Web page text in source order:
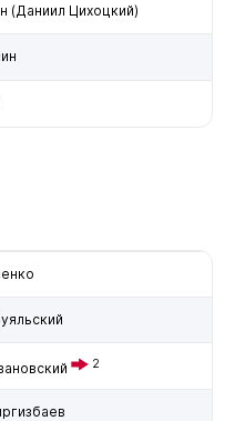
(Даниил Цихоцкий)
2